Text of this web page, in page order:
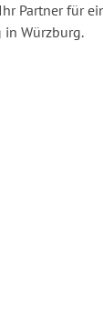
Partner für
Würzburg.